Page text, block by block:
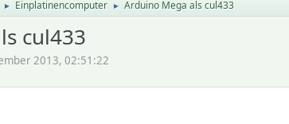
► Einplatinencomputer ► Arduino Mega als cul433
cul433
2013, 02:51:22